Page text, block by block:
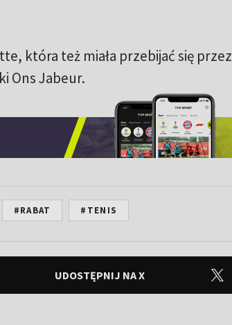
która też miała przebijać się przez
Ons Jabeur.
#RABAT #TENIS
UDOSTĘPNIJ NA X